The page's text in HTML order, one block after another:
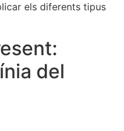
els diferents tipus
del